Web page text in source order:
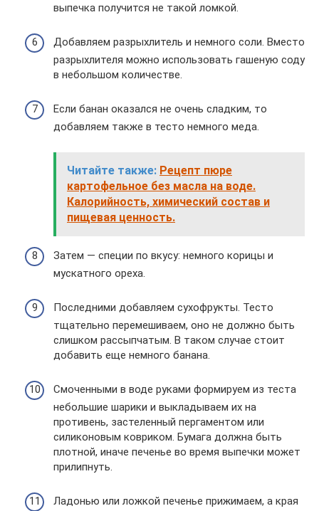
выпечка получится не такой ломкой.
Добавляем разрыхлитель и немного соли. Вместо
разрыхлителя можно использовать гашеную соду
в небольшом количестве.
Если банан оказался не очень сладким, то
добавляем также в тесто немного меда.
Читайте также: Рецепт пюре
картофельное без масла на воде.
Калорийность, химический состав и
пищевая ценность.
Затем — специи по вкусу: немного корицы и
мускатного ореха.
Последними добавляем сухофрукты. Тесто
тщательно перемешиваем, оно не должно быть
слишком рассыпчатым. В таком случае стоит
добавить еще немного банана.
Смоченными в воде руками формируем из теста
небольшие шарики и выкладываем их на
противень, застеленный пергаментом или
силиконовым ковриком. Бумага должна быть
плотной, иначе печенье во время выпечки может
прилипнуть.
Ладонью или ложкой печенье прижимаем, а края